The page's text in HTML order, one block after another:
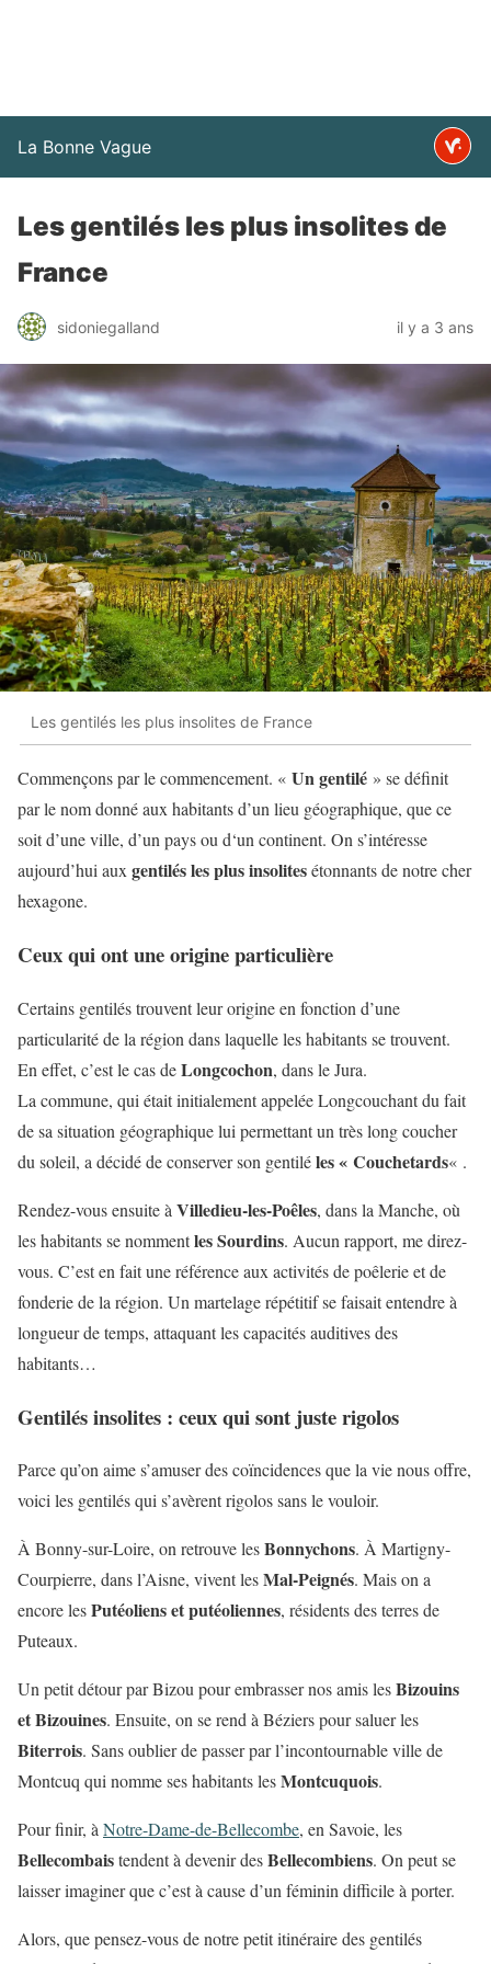
La Bonne Vague
Les gentilés les plus insolites de
France
sidoniegalland il y a 3 ans
Les gentilés les plus insolites de France
Commençons par le commencement. « Un gentilé » se définit
par le nom donné aux habitants d’un lieu géographique, que ce
soit d’une ville, d’un pays ou d‘un continent. On s’intéresse
aujourd’hui auxgentilésles plus insolitesétonnants de notre cher
hexagone.
Ceux qui ont une origine particulière
Certains gentilés trouvent leur origine en fonction d’une
particularité de la région dans laquelle les habitants se trouvent.
En effet, c’est le cas deLongcochon, dans le Jura.
La commune, qui était initialement appelée Longcouchant du fait
de sa situation géographique lui permettant un très long coucher
du soleil, a décidé de conserver son gentiléles « Couchetards« .
Rendez-vous ensuite à Villedieu-les-Poêles, dans la Manche, où
les habitants se nommentles Sourdins. Aucun rapport, me direz-
vous. C’est en fait une référence aux activités de poêlerie et de
fonderie de la région. Un martelage répétitif se faisait entendre à
longueur de temps, attaquant les capacités auditives des
habitants…
Gentilés insolites : ceux qui sont juste rigolos
Parce qu’on aime s’amuser des coïncidences que la vie nous offre,
voici les gentilés qui s’avèrent rigolos sans le vouloir.
À Bonny-sur-Loire, on retrouve lesBonnychons. À Martigny-
Courpierre, dans l’Aisne, vivent lesMal-Peignés. Mais on a
encore lesPutéoliens et putéoliennes, résidents des terres de
Puteaux.
Un petit détour par Bizou pour embrasser nos amis lesBizouins
et Bizouines. Ensuite, on se rend à Béziers pour saluer les
Biterrois. Sans oublier de passer par l’incontournable ville de
Montcuq qui nomme ses habitants lesMontcuquois.
Pour finir, àNotre-Dame-de-Bellecombe, en Savoie, les
Bellecombaistendent à devenir desBellecombiens. On peut se
laisser imaginer que c’est à cause d’un féminin difficile à porter.
Alors, que pensez-vous de notre petit itinéraire des gentilés